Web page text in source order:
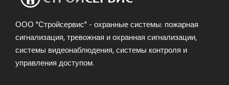
ООО "Стройсервис" - охранные системы: пожарная
сигнализация, тревожная и охранная сигнализации,
системы видеонаблюдения, системы контроля и
управления доступом.